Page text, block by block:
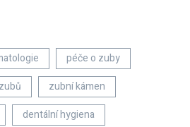
péče o zuby
zubní kámen
dentální hygiena